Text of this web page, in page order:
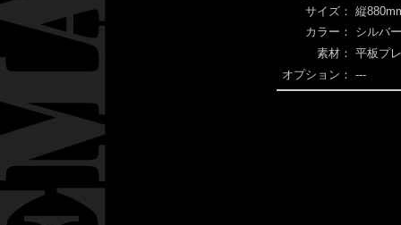
サイズ： 縦
カラー：
シルバ
素材： 平板プ
オプション： ---